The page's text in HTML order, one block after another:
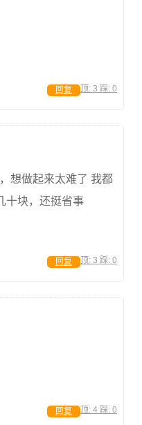
顶: 3 踩: 0
回复
想做起来太难了 我都
十块，还挺省事
顶: 3 踩: 0
回复
顶: 4 踩: 0
回复